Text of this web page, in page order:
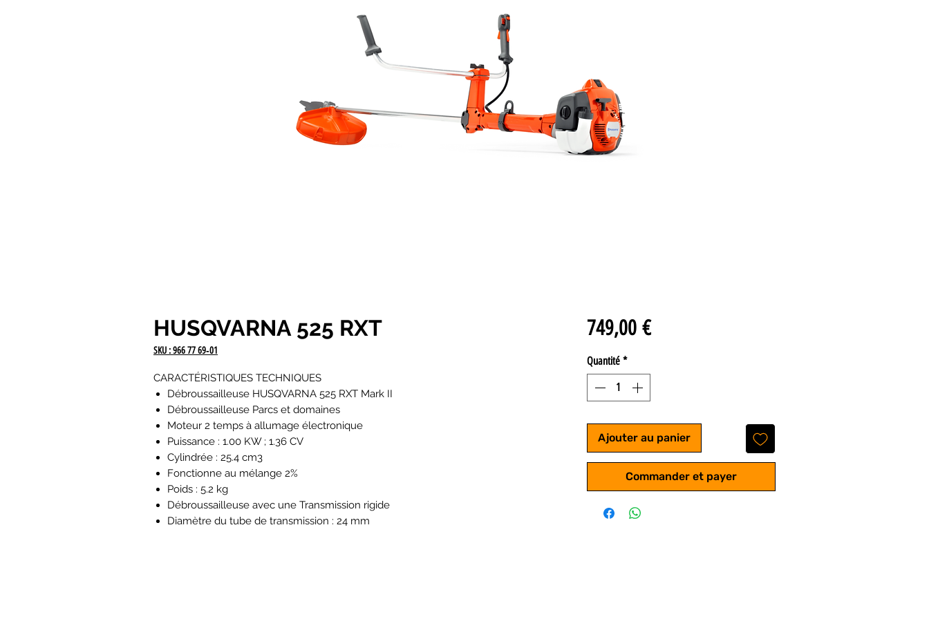
HUSQVARNA 525 RXT
SKU : 966 77 69‑01
CARACTÉRISTIQUES TECHNIQUES
Débroussailleuse HUSQVARNA 525 RXT Mark II
Débroussailleuse Parcs et domaines
Moteur 2 temps à allumage électronique
Puissance : 1.00 KW ; 1.36 CV
Cylindrée : 25.4 cm3
Fonctionne au mélange 2%
Poids : 5.2 kg
Débroussailleuse avec une Transmission rigide
Diamètre du tube de transmission : 24 mm
749,00 €Prix
Quantité *
Ajouter au panier
Commander et payer